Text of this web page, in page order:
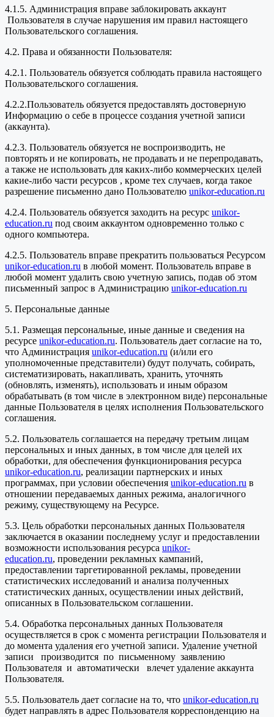
4.1.5. Администрация вправе заблокировать аккаунт
Пользователя в случае нарушения им правил настоящего
Пользовательского соглашения.
4.2. Права и обязанности Пользователя:
4.2.1. Пользователь обязуется соблюдать правила настоящего
Пользовательского соглашения.
4.2.2.Пользователь обязуется предоставлять достоверную
Информацию о себе в процессе создания учетной записи
(аккаунта).
4.2.3. Пользователь обязуется не воспроизводить, не
повторять и не копировать, не продавать и не перепродавать,
а также не использовать для каких-либо коммерческих целей
какие-либо части ресурсов , кроме тех случаев, когда такое
разрешение письменно дано Пользователю unikor-education.ru
4.2.4. Пользователь обязуется заходить на ресурс unikor-
education.ru под своим аккаунтом одновременно только с
одного компьютера.
4.2.5. Пользователь вправе прекратить пользоваться Ресурсом
unikor-education.ru в любой момент. Пользователь вправе в
любой момент удалить свою учетную запись, подав об этом
письменный запрос в Администрацию unikor-education.ru
5. Персональные данные
5.1. Размещая персональные, иные данные и сведения на
ресурсе unikor-education.ru. Пользователь дает согласие на то,
что Администрация unikor-education.ru (и/или его
уполномоченные представители) будут получать, собирать,
систематизировать, накапливать, хранить, уточнять
(обновлять, изменять), использовать и иным образом
обрабатывать (в том числе в электронном виде) персональные
данные Пользователя в целях исполнения Пользовательского
соглашения.
5.2. Пользователь соглашается на передачу третьим лицам
персональных и иных данных, в том числе для целей их
обработки, для обеспечения функционирования ресурса
unikor-education.ru, реализации партнерских и иных
программах, при условии обеспечения unikor-education.ru в
отношении передаваемых данных режима, аналогичного
режиму, существующему на Ресурсе.
5.3. Цель обработки персональных данных Пользователя
заключается в оказании последнему услуг и предоставлении
возможности использования ресурса unikor-
education.ru, проведении рекламных кампаний,
предоставлении таргетированной рекламы, проведении
статистических исследований и анализа полученных
статистических данных, осуществлении иных действий,
описанных в Пользовательском соглашении.
5.4. Обработка персональных данных Пользователя
осуществляется в срок с момента регистрации Пользователя и
до момента удаления его учетной записи. Удаление учетной
записи производится по письменному заявлению
Пользователя и автоматически влечет удаление аккаунта
Пользователя.
5.5. Пользователь дает согласие на то, что unikor-education.ru
будет направлять в адрес Пользователя корреспонденцию на